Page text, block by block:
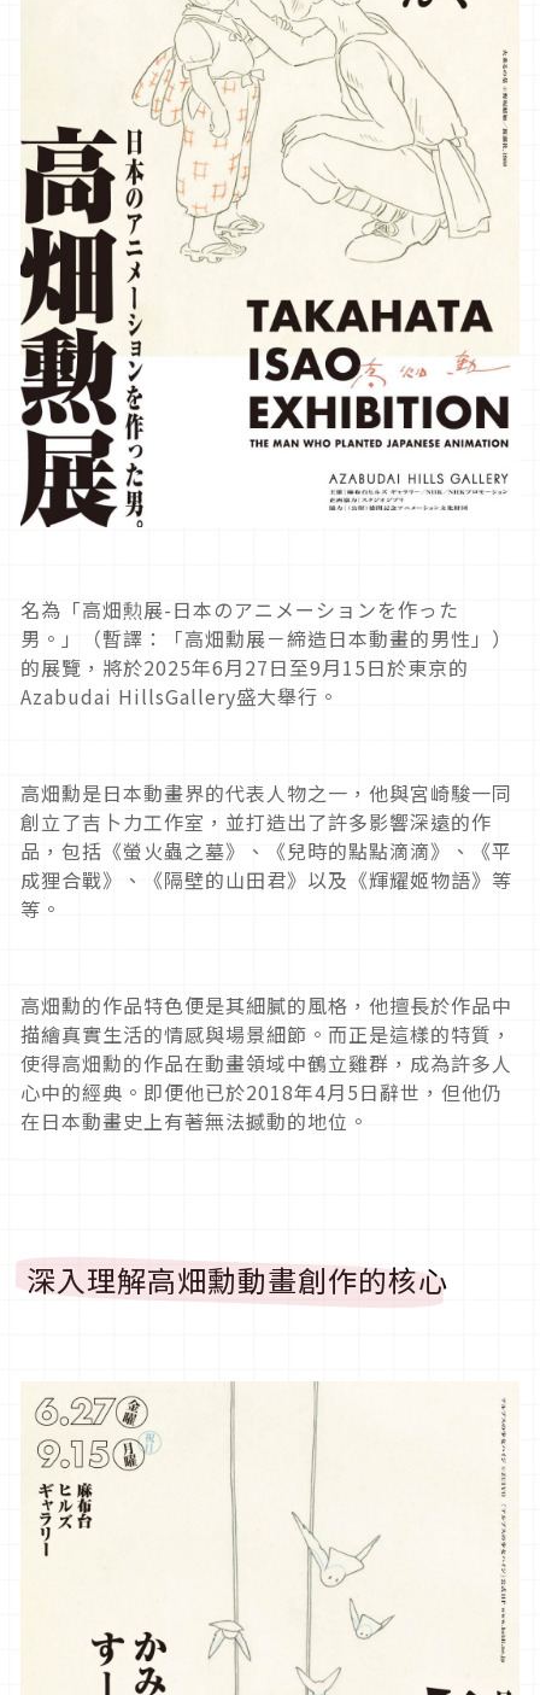
名為「高畑勲展-日本のアニメーションを作った
男。」（暫譯：「高畑勳展－締造日本動畫的男性」）
的展覽，將於2025年6月27日至9月15日於東京的
Azabudai HillsGallery盛大舉行。
高畑勳是日本動畫界的代表人物之一，他與宮崎駿一同
創立了吉卜力工作室，並打造出了許多影響深遠的作
品，包括《螢火蟲之墓》、《兒時的點點滴滴》、《平
成狸合戰》、《隔壁的山田君》以及《輝耀姬物語》等
等。
高畑勳的作品特色便是其細膩的風格，他擅長於作品中
描繪真實生活的情感與場景細節。而正是這樣的特質，
使得高畑勳的作品在動畫領域中鶴立雞群，成為許多人
心中的經典。即便他已於2018年4月5日辭世，但他仍
在日本動畫史上有著無法撼動的地位。
深入理解高畑勳動畫創作的核心